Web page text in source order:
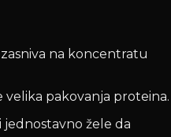
na koncentratu
pakovanja proteina.
jednostavno žele da